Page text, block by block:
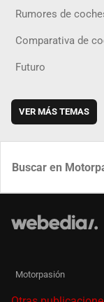
Rumores de
Comparativa de
Futuro
VER MÁS TEMAS
Motorpasión